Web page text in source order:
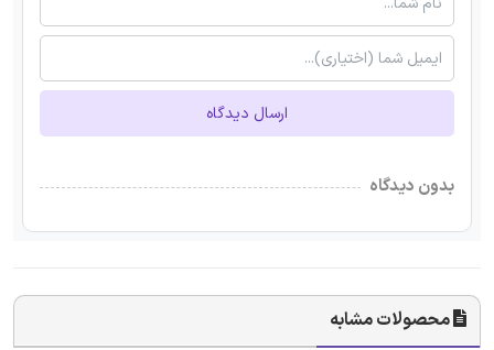
ارسال دیدگاه
بدون دیدگاه
محصولات مشابه